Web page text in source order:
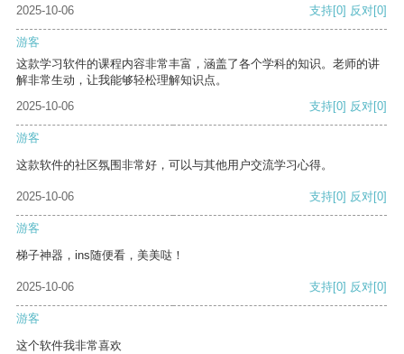
2025-10-06 支持[0] 反对[0]
游客
这款学习软件的课程内容非常丰富，涵盖了各个学科的知识。老师的讲
解非常生动，让我能够轻松理解知识点。
2025-10-06
支持[0] 反对[0]
游客
这款软件的社区氛围非常好，可以与其他用户交流学习心得。
2025-10-06 支持[0] 反对[0]
游客
梯子神器，ins随便看，美美哒！
2025-10-06 支持[0] 反对[0]
游客
这个软件我非常喜欢